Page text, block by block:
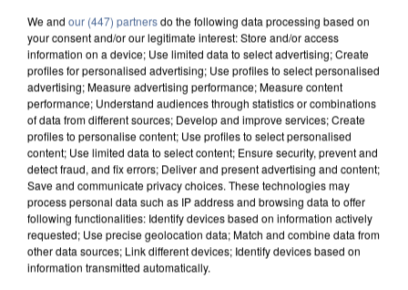
We and our (447) partnersdo the following data processing based on
your consent and/or our legitimate interest: Store and/or access
information on a device; Use limited data to select advertising; Create
profiles for personalised advertising; Use profiles to select personalised
advertising; Measure advertising performance; Measure content
performance; Understand audiences through statistics or combinations
of data from different sources; Develop and improve services; Create
profiles to personalise content; Use profiles to select personalised
content; Use limited data to select content; Ensure security, prevent and
detect fraud, and fix errors; Deliver and present advertising and content;
Save and communicate privacy choices. These technologies may
process personal data such as IP address and browsing data to offer
following functionalities: Identify devices based on information actively
requested; Use precise geolocation data; Match and combine data from
other data sources; Link different devices; Identify devices based on
information transmitted automatically.